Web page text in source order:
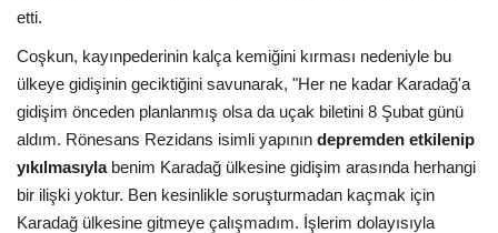
etti.
Coşkun, kayınpederinin kalça kemiğini kırması nedeniyle bu
ülkeye gidişinin geciktiğini savunarak, "Her ne kadar Karadağ'a
gidişim önceden planlanmış olsa da uçak biletini 8 Şubat günü
aldım. Rönesans Rezidans isimli yapının depremden etkilenip
yıkılmasıyla benim Karadağ ülkesine gidişim arasında herhangi
bir ilişki yoktur. Ben kesinlikle soruşturmadan kaçmak için
Karadağ ülkesine gitmeye çalışmadım. İşlerim dolayısıyla